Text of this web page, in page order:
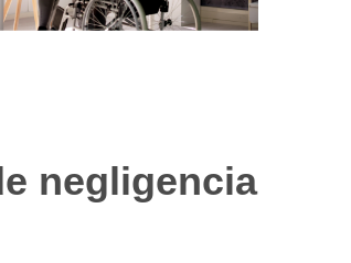
negligencia